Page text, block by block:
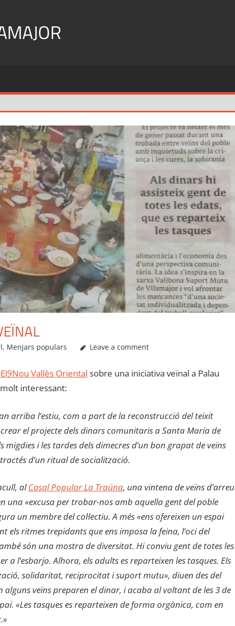
, Menjars populars Leave a comment
El9Nou Vallès Oriental sobre una iniciativa veïnal a Palau
interessant:
arriba l’estiu, com a part de la reconstrucció del teixit
el projecte dels dinars comunitaris a Santa Maria de
i les tardes dels dimecres d’un bon grapat de veïns
d’un ritual de socialització.
alCasal Popular La Traüna, una vintena de veïns d’arreu
una «excusa per trobar-nos amb aquella gent del poble
un membre del col·lectiu. A més «ens ofereixen un espai
ritmes trepidants que ens imposa la feina, l’oci del
són una mostra de diversitat. Hi conviu gent de totes les
l’esbarjo. Alhora, els adults es reparteixen les tasques. Els
solidaritat, reciprocitat i suport mutu», diuen des del
alguns veïns preparen el dinar, i acaba al voltant de les 3 de
«Les tasques es reparteixen de forma orgànica, com en